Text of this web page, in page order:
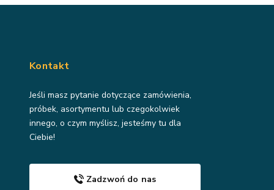
Kontakt
Jeśli masz pytanie dotyczące zamówienia,
próbek, asortymentu lub czegokolwiek
innego, o czym myślisz, jesteśmy tu dla
Ciebie!
Zadzwoń do nas